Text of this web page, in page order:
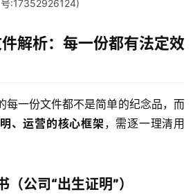
号:17352926124)
解析：每一份都有法定效
每一份文件都不是简单的纪念品，而
、运营的核心框架，需逐一理清用
（公司“出生证明”）